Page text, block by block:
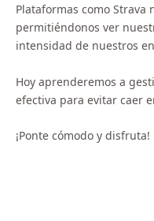
Plataformas como Strava
permitiéndonos ver
intensidad de nuestros
Hoy aprenderemos a
efectiva para evitar caer
¡Ponte cómodo y disfruta!